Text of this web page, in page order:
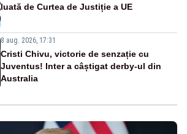
luată de Curtea de Justiție a UE
8 aug. 2026, 17:31
Cristi Chivu, victorie de senzație cu
Juventus! Inter a câștigat derby-ul din
Australia